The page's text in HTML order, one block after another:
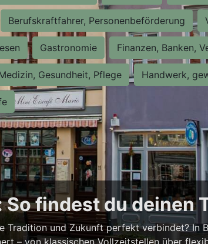
Berufskraftfahrer, Personenbeförderung
Gastronomie Finanzen, Banken,
Gesundheit, Pflege Handwerk,
findest du deinen
und Zukunft perfekt verbindet? In